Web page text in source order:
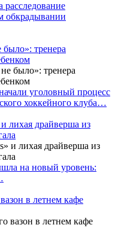
обкрадывании
тренера
уголовный процесс
хоккейного клуба…
лихая драйверша из
на новый уровень:
в летнем кафе